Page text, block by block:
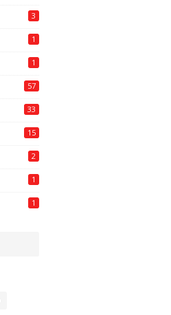
3
1
1
57
33
15
2
1
1